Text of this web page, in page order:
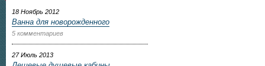
18 Ноябрь 2012
Ванна для новорожденного
5 комментариев
27 Июль 2013